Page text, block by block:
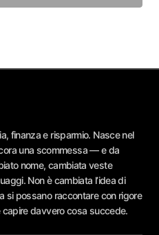
finanza e risparmio. Nasce nel
una scommessa — e da
nome, cambiata veste
Non è cambiata l’idea di
si possano raccontare con rigore
capire davvero cosa succede.